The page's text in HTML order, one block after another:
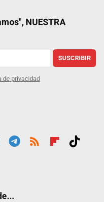
NUESTRA
SUSCRIBIR
de privacidad